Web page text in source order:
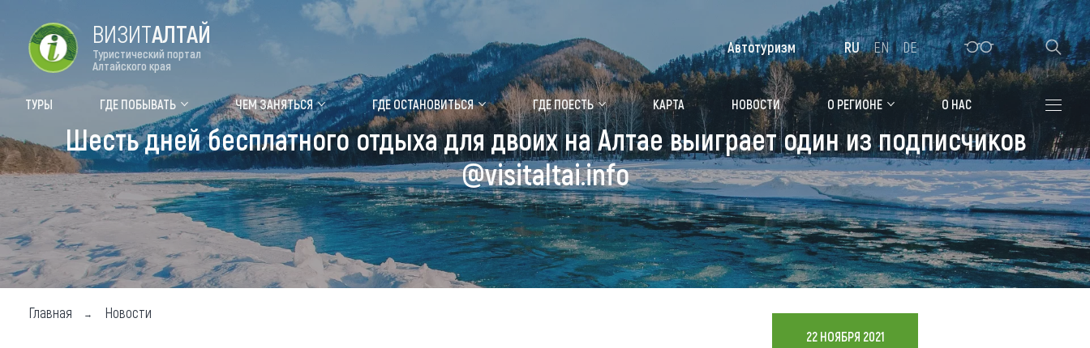
Форум VISIT ALTAI Цветение маральника Медицинский форум Алтайская зимовка
Туры Где побывать
Объекты природы
Объекты истории и культуры
Объекты развлечений
Топ туристических мест
Чем заняться
Календарь событий
Аудиогид
Мой маршрут
Где остановиться
Санатории
Гостиницы, отели
Коттеджи, базы
Сельские усадьбы
Мотели, придорожные отели
ВИЗИТАЛТАЙ
Туристический портал
Алтайского края
ТУРЫ ГДЕ ПОБЫВАТЬ ЧЕМ ЗАНЯТЬСЯ ГДЕ ОСТАНОВИТЬСЯ ГДЕ ПОЕСТЬ КАРТА НОВОСТИ О РЕГИОНЕ О НАС
Автотуризм RU EN DE
Шесть дней бесплатного отдыха для двоих на Алтае выиграет один из подписчиков
@visitaltai.info
Главная Новости
22 НОЯБРЯ 2021